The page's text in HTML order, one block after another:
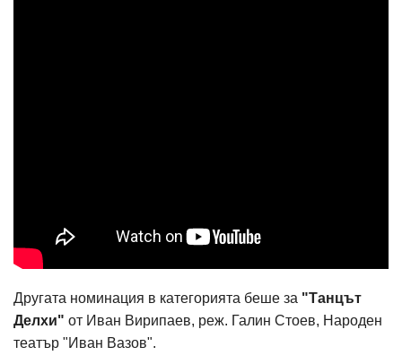
Другата номинация в категорията беше за "Танцът
Делхи" от Иван Вирипаев, реж. Галин Стоев, Народен
театър "Иван Вазов".